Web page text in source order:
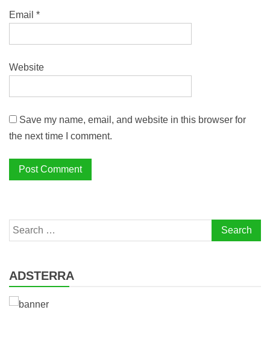
Email *
Website
Save my name, email, and website in this browser for
the next time I comment.
Search
for:
ADSTERRA